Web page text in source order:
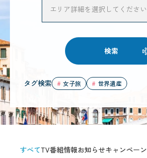
検索
タグ検索 女子旅 世界遺産
すべてTV番組情報お知らせキャンペーン